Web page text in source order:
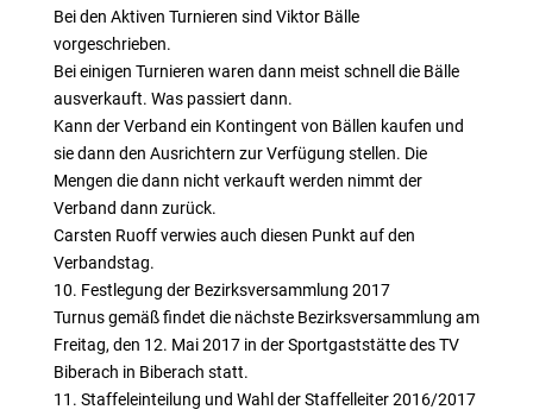
Bei den Aktiven Turnieren sind Viktor Bälle
vorgeschrieben.
Bei einigen Turnieren waren dann meist schnell die Bälle
ausverkauft. Was passiert dann.
Kann der Verband ein Kontingent von Bällen kaufen und
sie dann den Ausrichtern zur Verfügung stellen. Die
Mengen die dann nicht verkauft werden nimmt der
Verband dann zurück.
Carsten Ruoff verwies auch diesen Punkt auf den
Verbandstag.
10. Festlegung der Bezirksversammlung 2017
Turnus gemäß findet die nächste Bezirksversammlung am
Freitag, den 12. Mai 2017 in der Sportgaststätte des TV
Biberach in Biberach statt.
11. Staffeleinteilung und Wahl der Staffelleiter 2016/2017